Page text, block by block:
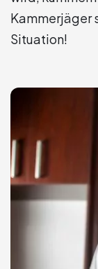
Kammerjäger
Situation!